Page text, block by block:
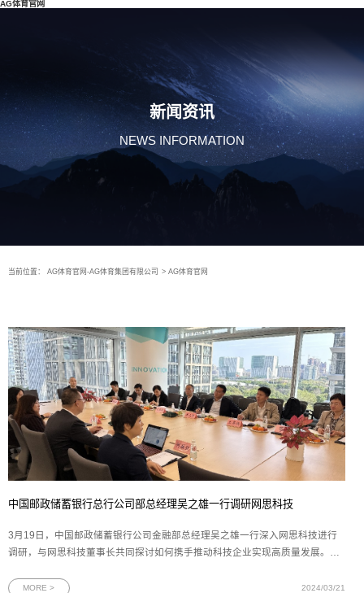
AG体育官网
新闻资讯
NEWS INFORMATION
当前位置： AG体育官网-AG体育集团有限公司 > AG体育官网
中国邮政储蓄银行总行公司部总经理吴之雄一行调研网思科技
3月19日，中国邮政储蓄银行公司金融部总经理吴之雄一行深入网思科技进行
调研，与网思科技董事长共同探讨如何携手推动科技企业实现高质量发展。中
副行长夏春林、马天楠，广东省分行公司金融部副总经理倪君，广州市分行副
MORE > 2024/03/21